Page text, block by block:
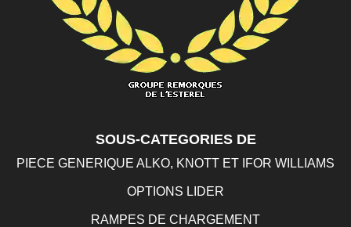
SOUS-CATEGORIES DE
PIECE GENERIQUE ALKO, KNOTT ET IFOR WILLIAMS
OPTIONS LIDER
RAMPES DE CHARGEMENT